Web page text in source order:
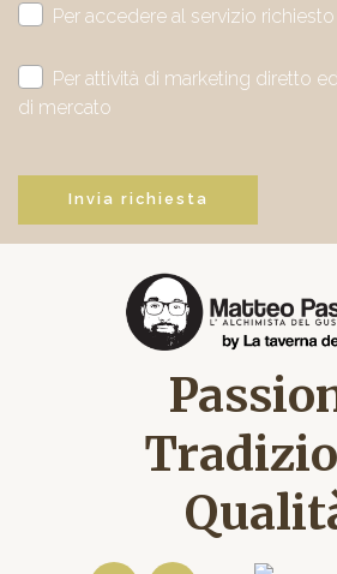
Per accedere al servizio richiesto
Per attività di marketing diretto
di mercato
Invia richiesta